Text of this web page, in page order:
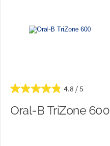
4.8
Oral-B TriZone 600